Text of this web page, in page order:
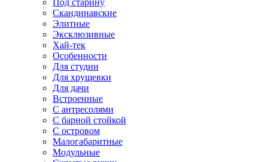
Под старину
Скандинавские
Элитные
Эксклюзивные
Хай-тек
Особенности
Для студии
Для хрущевки
Для дачи
Встроенные
С антресолями
С барной стойкой
С островом
Малогабаритные
Модульные